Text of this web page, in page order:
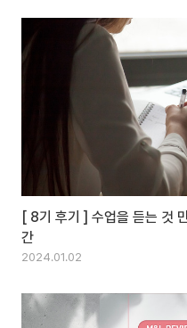
[ 8기 후기 ] 수업을 듣는 것
간
2024.01.02